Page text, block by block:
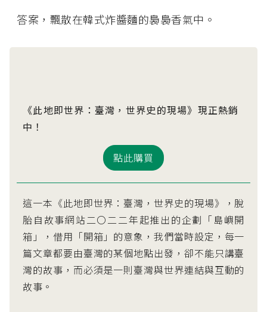
答案，飄散在韓式炸醬麵的裊裊香氣中。
《此地即世界：臺灣，世界史的現場》現正熱銷
中！
點此購買
這一本《此地即世界：臺灣，世界史的現場》，脫
胎自故事網站二〇二二年起推出的企劃「島嶼開
箱」，借用「開箱」的意象，我們當時設定，每一
篇文章都要由臺灣的某個地點出發，卻不能只講臺
灣的故事，而必須是一則臺灣與世界連結與互動的
故事。